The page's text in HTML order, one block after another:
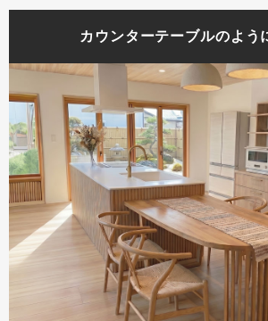
カウンターテーブルのよう